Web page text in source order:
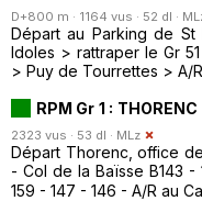
D+800 m · 1164 vus · 52 dl ·
Départ au Parking de
Idoles > rattraper le Gr
> Puy de Tourrettes > A/
RPM Gr 1 : THORENC
2323 vus · 53 dl · MLz
Départ Thorenc, office de
- Col de la Baïsse B143 -
159 - 147 - 146 - A/R au